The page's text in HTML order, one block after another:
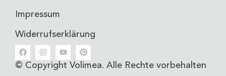
Impressum
Widerrufserklärung
© Copyright Volimea. Alle Rechte vorbehalten